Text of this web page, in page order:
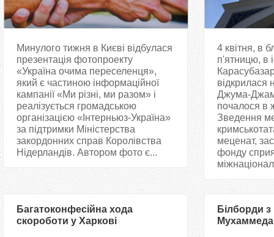
Минулого тижня в Києві відбулася
презентація фотопроекту
«Україна очима переселенця»,
який є частиною інформаційної
кампанії «Ми різні, ми разом» і
реалізується громадською
організацією «Інтерньюз-Україна»
за підтримки Міністерства
закордонних справ Королівства
Нідерландів. Автором фото є...
4 квітня, в
п'ятницю, в
відкрилася
Джума-
почалося в
Зведення
меценат,
фонду
Багатоконфесійна хода
скороботи у Харкові
Білборди
Мухаммеда